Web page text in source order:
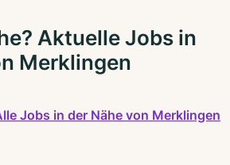
Aktuelle Jobs in
Merklingen
Jobs in der Nähe von Merklingen